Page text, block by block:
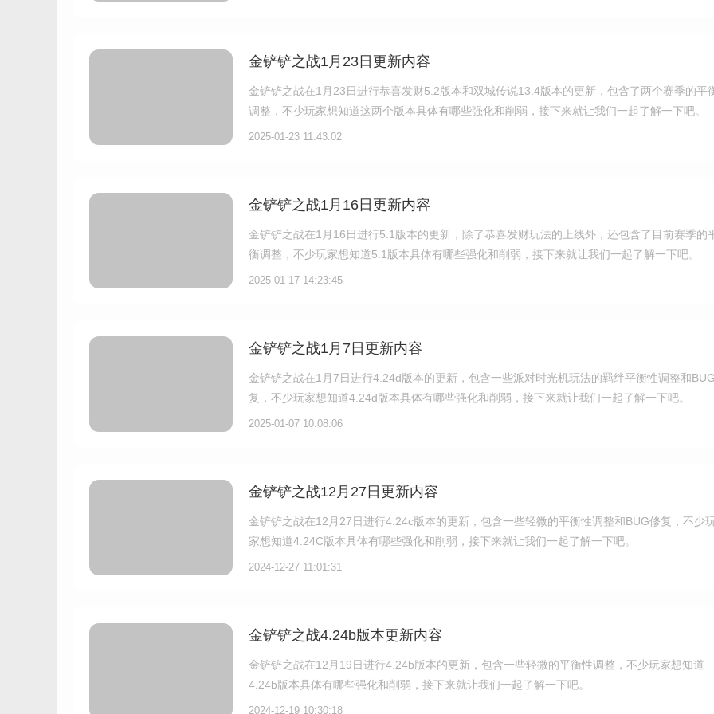
金铲铲之战1月23日更新内容
金铲铲之战在1月23日进行恭喜发财5.2版本和双城传说13.4版本的更新，包含了两个赛季的平
调整，不少玩家想知道这两个版本具体有哪些强化和削弱，接下来就让我们一起了解一下吧。
2025-01-23 11:43:02
金铲铲之战1月16日更新内容
金铲铲之战在1月16日进行5.1版本的更新，除了恭喜发财玩法的上线外，还包含了目前赛季的
衡调整，不少玩家想知道5.1版本具体有哪些强化和削弱，接下来就让我们一起了解一下吧。
2025-01-17 14:23:45
金铲铲之战1月7日更新内容
金铲铲之战在1月7日进行4.24d版本的更新，包含一些派对时光机玩法的羁绊平衡性调整和
复，不少玩家想知道4.24d版本具体有哪些强化和削弱，接下来就让我们一起了解一下吧。
2025-01-07 10:08:06
金铲铲之战12月27日更新内容
金铲铲之战在12月27日进行4.24c版本的更新，包含一些轻微的平衡性调整和BUG修复，不少
家想知道4.24C版本具体有哪些强化和削弱，接下来就让我们一起了解一下吧。
2024-12-27 11:01:31
金铲铲之战4.24b版本更新内容
金铲铲之战在12月19日进行4.24b版本的更新，包含一些轻微的平衡性调整，不少玩家想知道
4.24b版本具体有哪些强化和削弱，接下来就让我们一起了解一下吧。
2024-12-19 10:30:18